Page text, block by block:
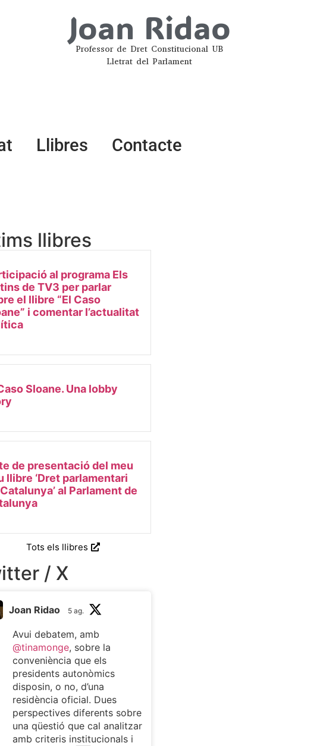
Joan Ridao
Professor de Dret Constitucional UB
Lletrat del Parlament
Llibres Contacte
llibres
al programa Els
de TV3 per parlar
el llibre “El Caso
i comentar l’actualitat
Sloane. Una lobby
de presentació del meu
llibre ‘Dret parlamentari
al Parlament de
Tots els llibres
/ X
Joan Ridao 5 ag.
Avui debatem, amb
@tinamonge, sobre la
conveniència que els
presidents autonòmics
disposin, o no, d’una
residència oficial. Dues
perspectives diferents sobre
una qüestió que cal analitzar
amb criteris institucionals i